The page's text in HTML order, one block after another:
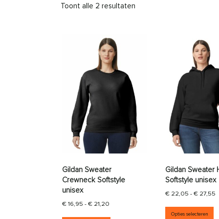
Toont alle 2 resultaten
Gildan Sweater
Crewneck Softstyle
unisex
€16,95 - € 21,20
Gildan Sweater
Softstyle unisex
€ 22,05 -€ 27,55
Opties selecteren